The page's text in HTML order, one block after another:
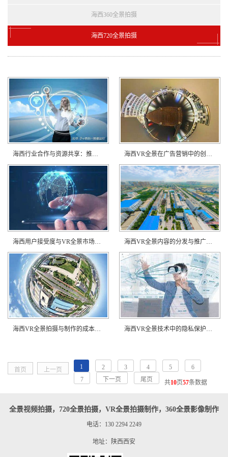
海西360全景拍摄
海西720全景拍摄
海西行业合作与资源共享：推动VR全景技术发展？ 海西VR全景在广告营销中的创意应用？
海西用户接受度与VR全景市场的调研分析？ 海西VR全景内容的分发与推广策略？
海西VR全景拍摄与制作的成本效益分析？ 海西VR全景技术中的隐私保护与安全性探讨？
首页 上一页 1 2 3 4 5
6
7
下一页 尾页 共10页57条数据
全景视频拍摄，720全景拍摄，VR全景拍摄制作，360全景影像制作
电话：130 2294 2249
地址：陕西西安